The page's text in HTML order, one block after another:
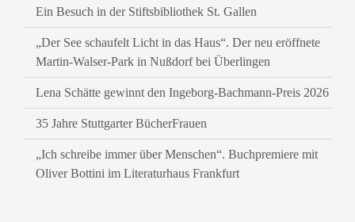
Ein Besuch in der Stiftsbibliothek St. Gallen
„Der See schaufelt Licht in das Haus“. Der neu eröffnete
Martin-Walser-Park in Nußdorf bei Überlingen
Lena Schätte gewinnt den Ingeborg-Bachmann-Preis 2026
35 Jahre Stuttgarter BücherFrauen
„Ich schreibe immer über Menschen“. Buchpremiere mit
Oliver Bottini im Literaturhaus Frankfurt